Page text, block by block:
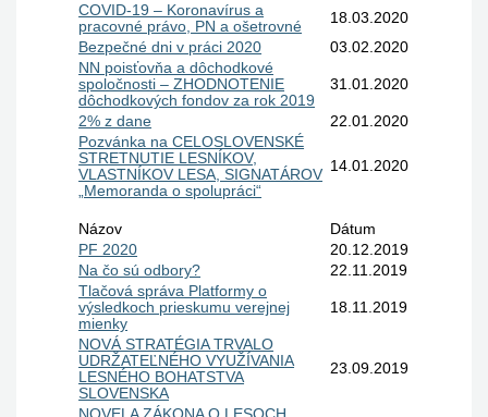
COVID-19 – Koronavírus a
pracovné právo, PN a ošetrovné
18.03.2020
Bezpečné dni v práci 2020
03.02.2020
NN poisťovňa a dôchodkové
spoločnosti – ZHODNOTENIE
dôchodkových fondov za rok 2019
31.01.2020
2% z dane
22.01.2020
Pozvánka na CELOSLOVENSKÉ
STRETNUTIE LESNÍKOV,
VLASTNÍKOV LESA, SIGNATÁROV
„Memoranda o spolupráci“
14.01.2020
Názov
Dátum
PF 2020
20.12.2019
Na čo sú odbory?
22.11.2019
Tlačová správa Platformy o
výsledkoch prieskumu verejnej
mienky
18.11.2019
NOVÁ STRATÉGIA TRVALO
UDRŽATEĽNÉHO VYUŽÍVANIA
LESNÉHO BOHATSTVA
SLOVENSKA
23.09.2019